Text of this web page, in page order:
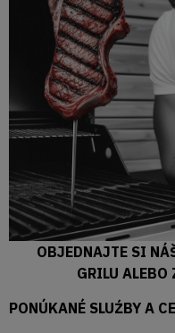
OBJEDNAJTE SI
GRILU ALEBO
PONÚKANÉ SLUŹBY A